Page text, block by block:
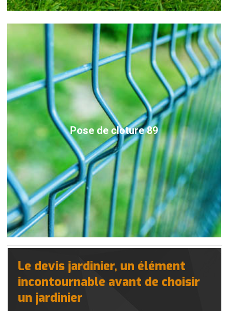
Pose de cloture 89
Le devis jardinier, un élément
incontournable avant de choisir
un jardinier